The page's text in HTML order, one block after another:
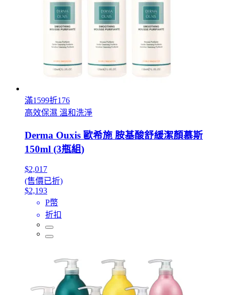
滿1599折176
高效保濕 溫和洗淨
Derma Ouxis 歐希施 胺基酸舒緩潔顏慕斯
150ml (3瓶組)
$2,017
(售價已折)
$2,193
P幣
折扣